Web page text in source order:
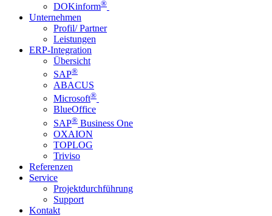
DOKinform®
Unternehmen
Profil/ Partner
Leistungen
ERP-Integration
Übersicht
SAP®
ABACUS
Microsoft®
BlueOffice
SAP® Business One
OXAION
TOPLOG
Triviso
Referenzen
Service
Projektdurchführung
Support
Kontakt